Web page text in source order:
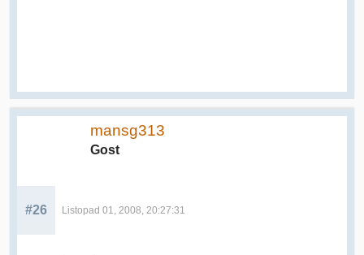
mansg313
Gost
#26 Listopad 01, 2008, 20:27:31